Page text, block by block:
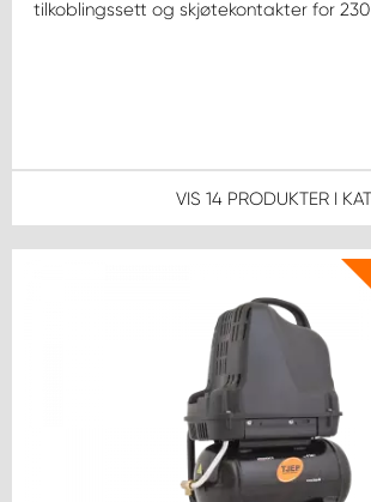
tilkoblingssett og skjøtekontakter for 230
VIS 14 PRODUKTER I